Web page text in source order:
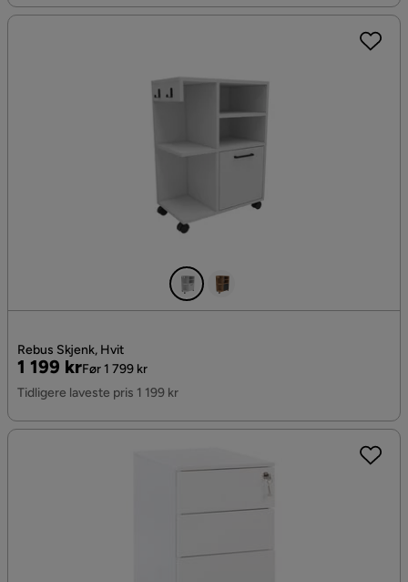
Rebus Skjenk, Hvit
Pris
1 199 kr
Original
Pris
Før 1 799 kr
Tidligere laveste pris 1 199 kr